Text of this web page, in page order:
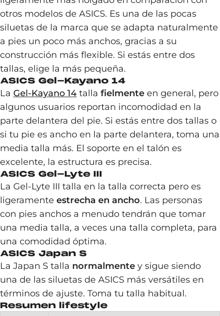
otros modelos de ASICS. Es una de las pocas
siluetas de la marca que se adapta naturalmente
a pies un poco más anchos, gracias a su
construcción más flexible. Si estás entre dos
tallas, elige la más pequeña.
ASICS Gel-Kayano 14
La Gel-Kayano 14 talla fielmente en general, pero
algunos usuarios reportan incomodidad en la
parte delantera del pie. Si estás entre dos tallas o
si tu pie es ancho en la parte delantera, toma una
media talla más. El soporte en el talón es
excelente, la estructura es precisa.
ASICS Gel-Lyte III
La Gel-Lyte III talla en la talla correcta pero es
ligeramente estrecha en ancho. Las personas
con pies anchos a menudo tendrán que tomar
una media talla, a veces una talla completa, para
una comodidad óptima.
ASICS Japan S
La Japan S talla normalmente y sigue siendo
una de las siluetas de ASICS más versátiles en
términos de ajuste. Toma tu talla habitual.
Resumen lifestyle